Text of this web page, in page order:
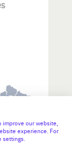
N°47264
our website,
experience. For